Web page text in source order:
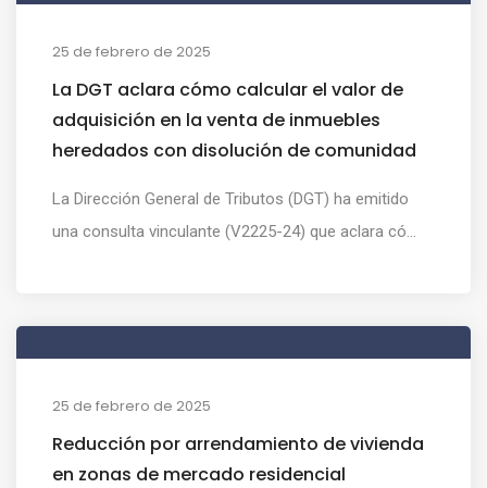
25 de febrero de 2025
La DGT aclara cómo calcular el valor de
adquisición en la venta de inmuebles
heredados con disolución de comunidad
La Dirección General de Tributos (DGT) ha emitido
una consulta vinculante (V2225-24) que aclara có...
25 de febrero de 2025
Reducción por arrendamiento de vivienda
en zonas de mercado residencial